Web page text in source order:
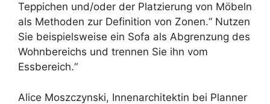
Teppichen und/oder der Platzierung von Möbeln
als Methoden zur Definition von Zonen.“ Nutzen
Sie beispielsweise ein Sofa als Abgrenzung des
Wohnbereichs und trennen Sie ihn vom
Essbereich.“
Alice Moszczynski, Innenarchitektin bei Planner